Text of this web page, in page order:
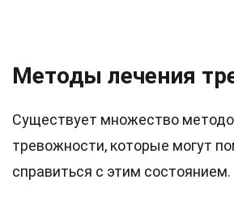
Методы лечения
Существует множество
тревожности, которые могут
справиться с этим состоянием.